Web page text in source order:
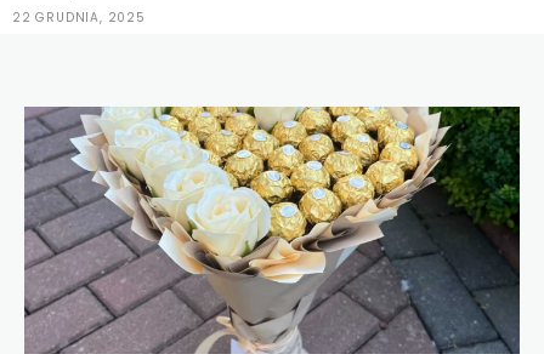
22 GRUDNIA, 2025